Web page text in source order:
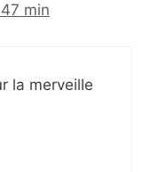
min
la merveille